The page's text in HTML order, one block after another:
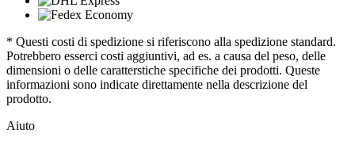
* Questi costi di spedizione si riferiscono alla spedizione standard.
Potrebbero esserci costi aggiuntivi, ad es. a causa del peso, delle
dimensioni o delle caratterstiche specifiche dei prodotti. Queste
informazioni sono indicate direttamente nella descrizione del
prodotto.
Aiuto